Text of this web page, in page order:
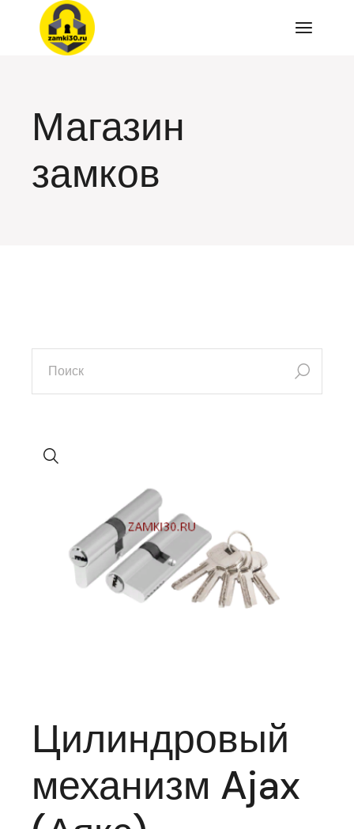
Перейти
содержимому
Магазин
замков
искать:
Цилиндровый
механизм Ajax